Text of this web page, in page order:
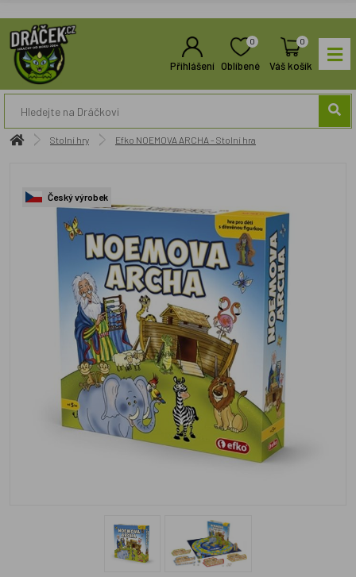
Přihlášení
0
Oblíbené
0
Váš košík
Stolní hry Efko NOEMOVA ARCHA - Stolní hra
Český výrobek